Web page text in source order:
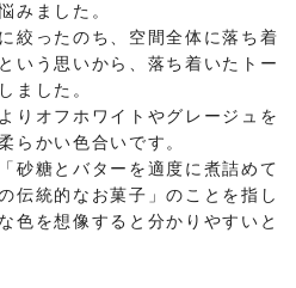
みました。
絞ったのち、空間全体に落ち着
いう思いから、落ち着いたトー
ました。
りオフホワイトやグレージュを
らかい色合いです。
砂糖とバターを適度に煮詰めて
伝統的なお菓子」のことを指し
色を想像すると分かりやすいと